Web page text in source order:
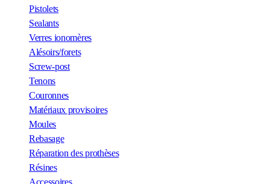
Pistolets
Sealants
Verres ionomères
Alésoirs/forets
Screw-post
Tenons
Couronnes
Matériaux provisoires
Moules
Rebasage
Réparation des prothèses
Résines
Accessoires